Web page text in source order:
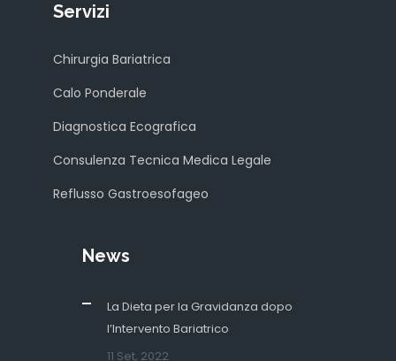
Servizi
Chirurgia Bariatrica
Calo Ponderale
Diagnostica Ecografica
Consulenza Tecnica Medica Legale
Reflusso Gastroesofageo
News
La Dieta per la Gravidanza dopo
l’Intervento Bariatrico
11 Set, 2022